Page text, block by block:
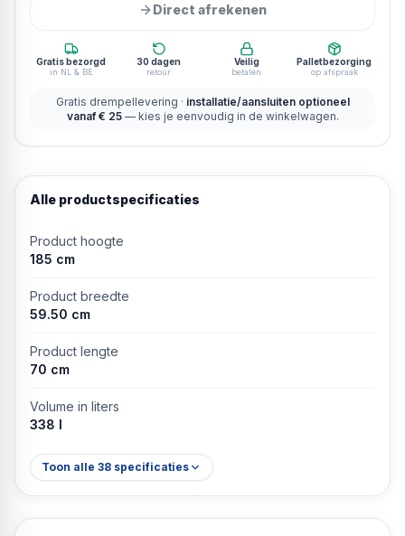
Direct afrekenen
Gratis bezorgd
in NL & BE
30 dagen
retour
Veilig
betalen
Palletbezorging
op afspraak
Gratis drempellevering · installatie/aansluiten optioneel
vanaf € 25 — kies je eenvoudig in de winkelwagen.
Alle productspecificaties
Product hoogte
185 cm
Product breedte
59.50 cm
Product lengte
70 cm
Volume in liters
338 l
Toon alle 38 specificaties